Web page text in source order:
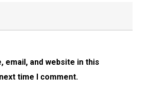
email, and website in this
time I comment.